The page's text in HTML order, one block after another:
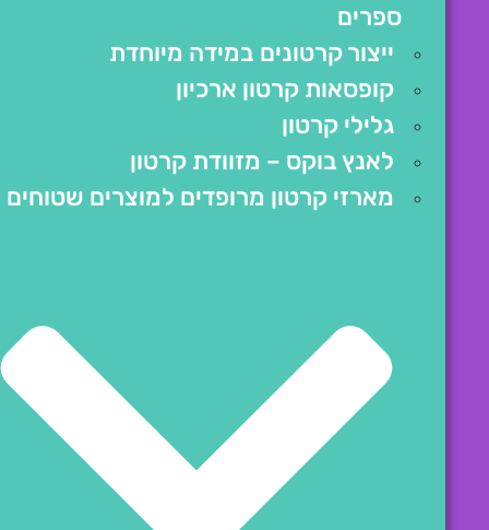
ספרים
ייצור קרטונים במידה מיוחדת
קופסאות קרטון ארכיון
גלילי קרטון
לאנץ בוקס – מזוודת קרטון
מארזי קרטון מרופדים למוצרים שטוחים